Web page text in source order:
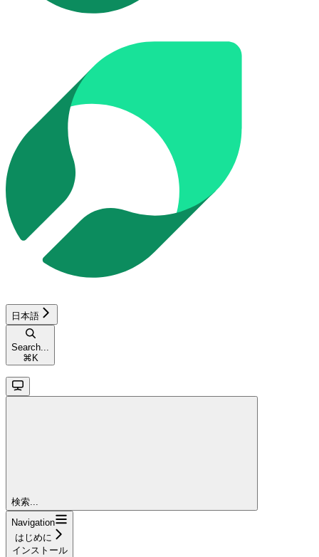
日本語
Search...
⌘ K
検索...
Navigation
はじめに
インストール